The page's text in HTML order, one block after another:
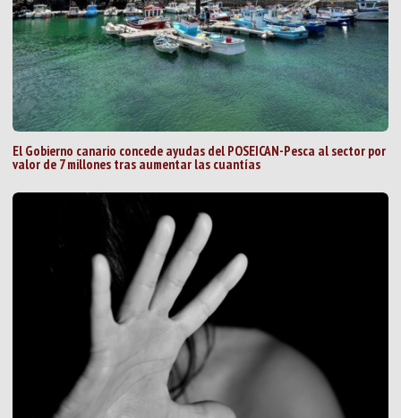
El Gobierno canario concede ayudas del POSEICAN-Pesca al sector por
valor de 7 millones tras aumentar las cuantías